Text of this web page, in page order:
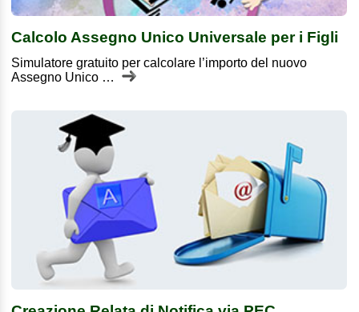
Calcolo Assegno Unico Universale per i Figli
Simulatore gratuito per calcolare l’importo del nuovo
Assegno Unico …